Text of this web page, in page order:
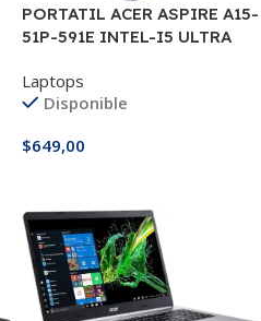
PORTATIL ACER ASPIRE A15-
51P-591E INTEL-I5 ULTRA
Laptops
Disponible
$649,00